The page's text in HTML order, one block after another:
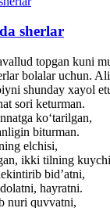
sherlar
topgan kuni
bolalar uchun.
shunday xayol
sori keturman.
ko‘tarilgan,
biturman.
elchisi,
ikki tilning
bid’atni,
hayratni.
nuri quvvatni,